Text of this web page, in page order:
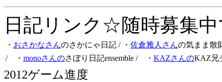
日記リンク☆随時募集
・ おさかなさんのさかにゃ日記 / ・ 佐倉雅人さんの気まま散
/ ・ monoさんのさぼり日記ensemble / ・ KAZさんのKAZ兄
2012ゲーム進度